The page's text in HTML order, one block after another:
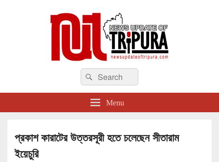
newsupdateoftripura.com
The one & only exceptional Bengali Version online news & infotainment portal
in Tripura.
Search
for:
Search
Menu
প্রকাশ কারাটের উত্তরসূরী হতে চলেছেন সীতারাম
ইয়েচুরি